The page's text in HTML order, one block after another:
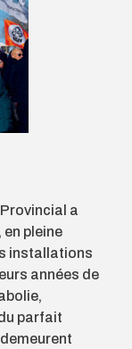
a
pleine
installations
années de
parfait